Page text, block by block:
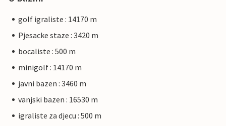
golf igraliste : 14170 m
Pjesacke staze : 3420 m
bocaliste : 500 m
minigolf : 14170 m
javni bazen : 3460 m
vanjski bazen : 16530 m
igraliste za djecu : 500 m